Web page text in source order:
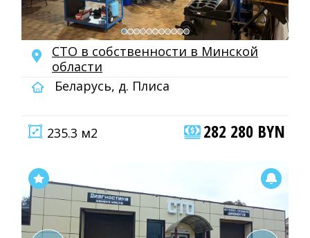
СТО в собственности в Минской
области
Беларусь, д. Плиса
235.3 м2 282 280 BYN